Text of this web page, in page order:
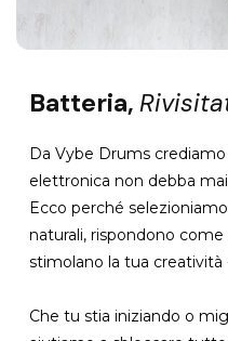
Batteria,
Da Vybe Drums
elettronica non debba
Ecco perché
naturali, rispondono
stimolano la tua
Che tu stia iniziando o